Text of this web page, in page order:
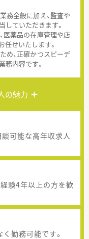
務全般に加え、監査や
していただきます。
医薬品の在庫管理や店
せいたします。
め、正確かつスピーデ
務内容です。
の魅力
可能な高年収求人
験4年以上の方を歓
勤務可能です。